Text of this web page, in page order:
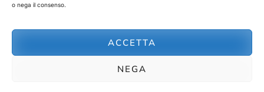
o nega il consenso.
ACCETTA
NEGA
Link rapidi:
abbonamenti@gdodata.it